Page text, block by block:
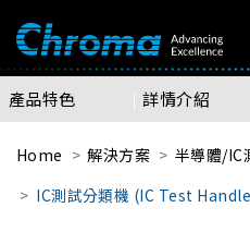
產品特色 詳情介紹
Home 解決方案
半導體/IC
IC測試分類機 (IC Test